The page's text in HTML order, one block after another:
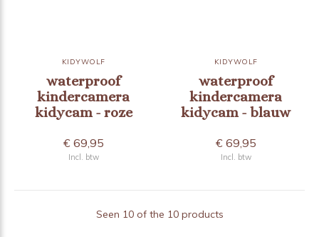
KIDYWOLF
waterproof
kindercamera
kidycam - roze
€ 69,95
Incl. btw
KIDYWOLF
waterproof
kindercamera
kidycam - blauw
€ 69,95
Incl. btw
Seen 10 of the 10 products